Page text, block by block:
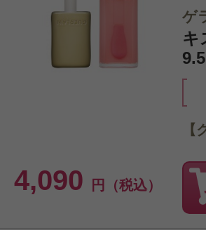
ゲ
キ
4,090 円（税込）
【